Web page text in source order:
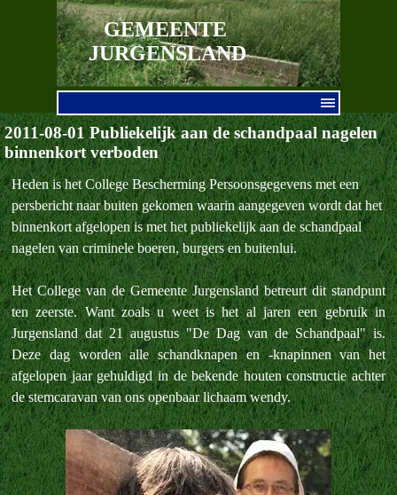
Ga naar de inhoud
GEMEENTE
JURGENSLAND
2011-08-01 Publiekelijk aan de schandpaal nagelen
binnenkort verboden
Heden is het College Bescherming Persoonsgegevens met een
persbericht naar buiten gekomen waarin aangegeven wordt dat het
binnenkort afgelopen is met het publiekelijk aan de schandpaal
nagelen van criminele boeren, burgers en buitenlui.
Het College van de Gemeente Jurgensland betreurt dit standpunt
ten zeerste. Want zoals u weet is het al jaren een gebruik in
Jurgensland dat 21 augustus "De Dag van de Schandpaal" is.
Deze dag worden alle schandknapen en -knapinnen van het
afgelopen jaar gehuldigd in de bekende houten constructie achter
de stemcaravan van ons openbaar lichaam wendy.